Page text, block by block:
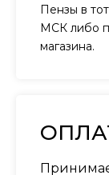
Пензы в
МСК либо
магазина.